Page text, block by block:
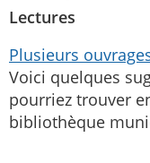
Lectures
Plusieurs
Voici quelques
pourriez trouver
bibliothèque